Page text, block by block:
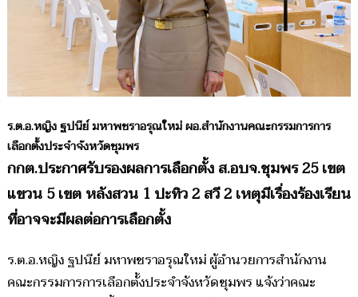
ร.ต.อ.หญิง ฐปนีย์ มหาพชราอรุณใหม่ ผอ.สำนักงานคณะกรรมการการ
เลือกตั้งประจำจังหวัดชุมพร
กกต.ประกาศรับรองผลการเลือกตั้ง ส.อบจ.ชุมพร 25 เขต
แขวน 5 เขต หลังสวน 1 ปะทิว 2 สวี 2 เหตุมีเรื่องร้องเรียน
ที่อาจจะมีผลต่อการเลือกตั้ง
ร.ต.อ.หญิง ฐปนีย์ มหาพชราอรุณใหม่ ผู้อำนวยการสำนักงาน
คณะกรรมการการเลือกตั้งประจำจังหวัดชุมพร แจ้งว่าคณะ